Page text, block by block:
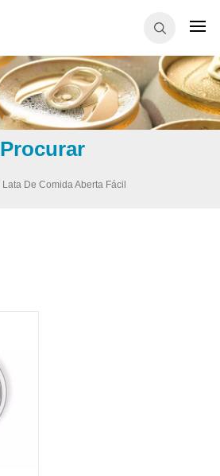
Procurar
Lata De Comida Aberta Fácil